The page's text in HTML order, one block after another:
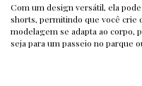
Com um design versátil, ela
shorts, permitindo que você crie
modelagem se adapta ao corpo,
seja para um passeio no parque